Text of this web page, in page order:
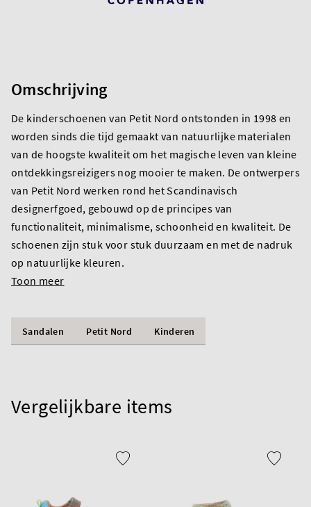
Omschrijving
De kinderschoenen van Petit Nord ontstonden in 1998 en
worden sinds die tijd gemaakt van natuurlijke materialen
van de hoogste kwaliteit om het magische leven van kleine
ontdekkingsreizigers nog mooier te maken. De ontwerpers
van Petit Nord werken rond het Scandinavisch
designerfgoed, gebouwd op de principes van
functionaliteit, minimalisme, schoonheid en kwaliteit. De
schoenen zijn stuk voor stuk duurzaam en met de nadruk
op natuurlijke kleuren.
Toon meer
Sandalen Petit Nord Kinderen
Vergelijkbare items